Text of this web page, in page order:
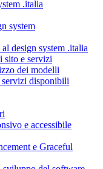
.italia
system
design system .italia
sito e servizi
dei modelli
disponibili
e accessibile
e Graceful